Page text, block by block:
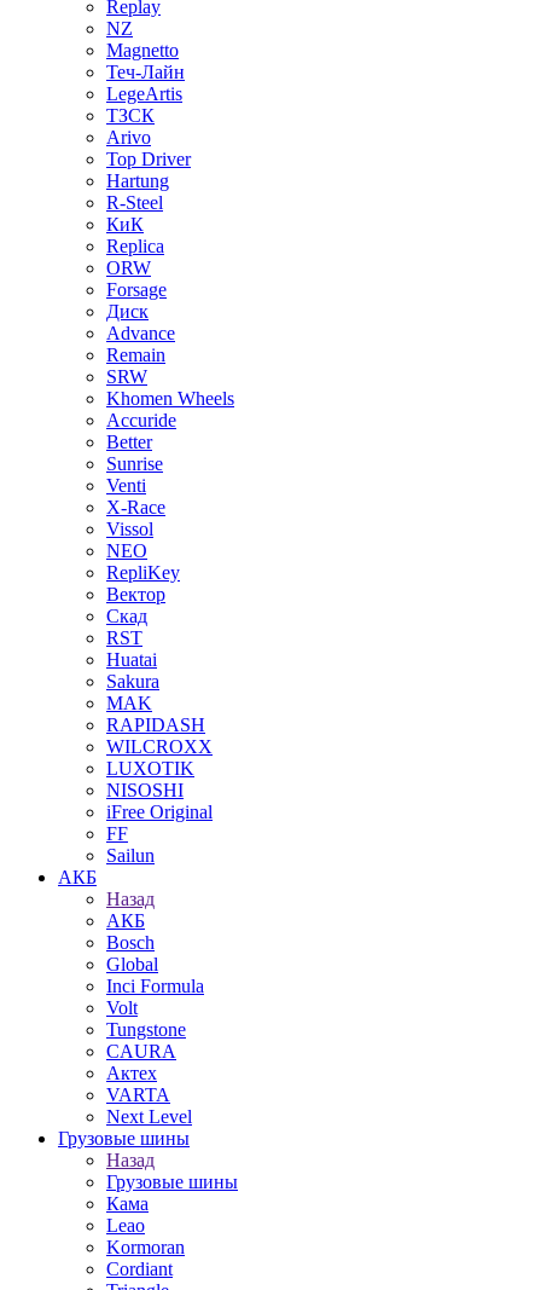
Replay
NZ
Magnetto
Теч-Лайн
LegeArtis
ТЗСК
Arivo
Top Driver
Hartung
R-Steel
КиК
Replica
ORW
Forsage
Диск
Advance
Remain
SRW
Khomen Wheels
Accuride
Better
Sunrise
Venti
X-Race
Vissol
NEO
RepliKey
Вектор
Скад
RST
Huatai
Sakura
MAK
RAPIDASH
WILCROXX
LUXOTIK
NISOSHI
iFree Original
FF
Sailun
АКБ
Назад
АКБ
Bosch
Global
Inci Formula
Volt
Tungstone
CAURA
Актех
VARTA
Next Level
Грузовые шины
Назад
Грузовые шины
Кама
Leao
Kormoran
Cordiant